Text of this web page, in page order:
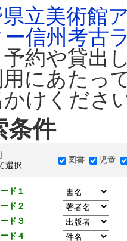
立美術館
ー信州考古
約や貸出
にあたっ
けください
条件
選択
図書 児童
ド１
ド２
ド３
ド４